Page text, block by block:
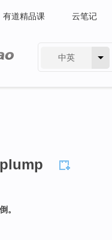
有道精品课 云笔记
中英
。